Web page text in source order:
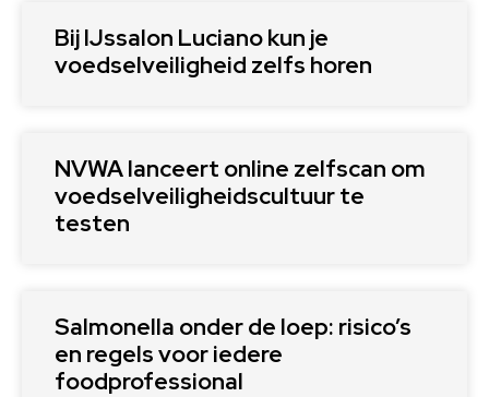
Bij IJssalon Luciano kun je
voedselveiligheid zelfs horen
NVWA lanceert online zelfscan om
voedselveiligheidscultuur te
testen
Salmonella onder de loep: risico’s
en regels voor iedere
foodprofessional